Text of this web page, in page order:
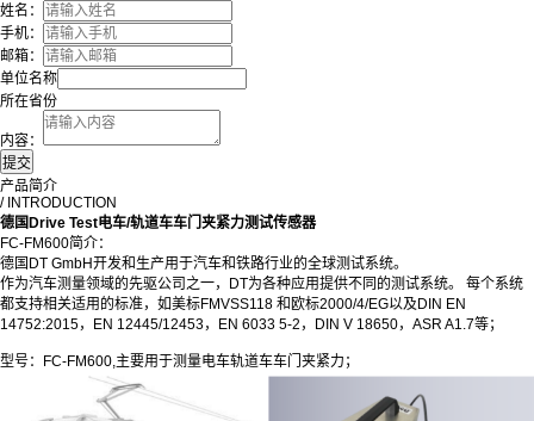
姓名：
手机：
邮箱：
单位名称
所在省份
内容：
产品简介
/ INTRODUCTION
德国Drive Test电车/轨道车车门夹紧力测试传感器
FC-FM600简介：
德国DT GmbH开发和生产用于汽车和铁路行业的全球测试系统。
作为汽车测量领域的先驱公司之一，DT为各种应用提供不同的测试系统。 每个系统
都支持相关适用的标准，如美标FMVSS118 和欧标2000/4/EG以及DIN EN
14752:2015，EN 12445/12453，EN 6033 5-2，DIN V 18650，ASR A1.7等；
型号：FC-FM600,主要用于测量电车轨道车车门夹紧力；